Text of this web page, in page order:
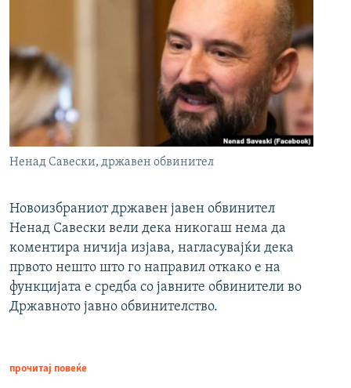
Ненад Савески, државен обвинител
Новоизбраниот државен јавен обвинител
Ненад Савески вели дека никогаш нема да
коментира ничија изјава, нагласувајќи дека
првото нешто што го направил откако е на
функцијата е средба со јавните обвинители во
Државното јавно обвинителство.
прочитај повеќе